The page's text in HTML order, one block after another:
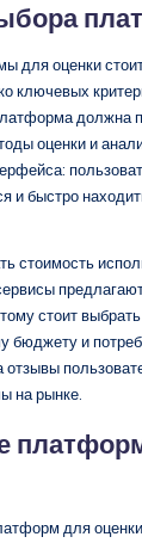
для оценки
ключевых
должна
оценки и
и быстро
стоимость
стоит выбрать
бюджету и
отзывы
на рынке.
для